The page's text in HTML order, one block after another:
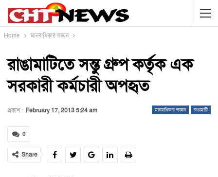
Home মানবাধিকার লঙ্ঘন
রাঙামাটিতে সন্তু গ্রুপ কর্তৃক এক
সরকারী কর্মচারী অপহৃত
মানবাধিকার লঙ্ঘন রাঙামাটি
প্রকাশ : February 17, 2013 5:24 am
0
Share